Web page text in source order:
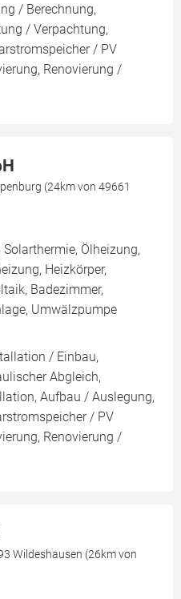
/ Berechnung,
/ Verpachtung,
/ PV
Renovierung /
(24km von 49661
Ölheizung,
Heizkörper,
Badezimmer,
Umwälzpumpe
/ Einbau,
Abgleich,
Aufbau / Auslegung,
/ PV
Renovierung /
Wildeshausen (26km von